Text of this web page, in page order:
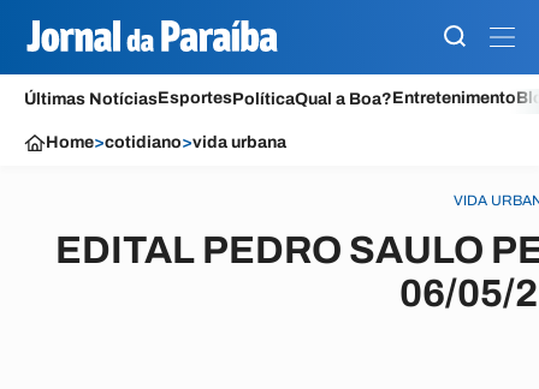
Últimas NotíciasEsportesPolíticaQual a Boa?Entretenimento
Home>cotidiano>vida urbana
VIDA
EDITAL PEDRO SAULO
06/05/